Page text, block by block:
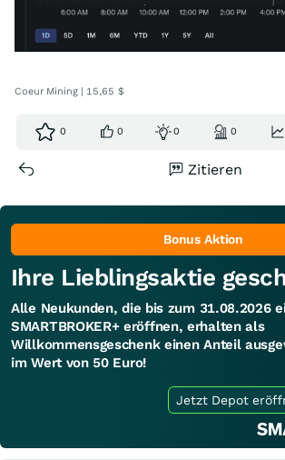
Coeur Mining | 15,65 $
0 0 0 0
Zitieren
Bonus Aktion
Ihre Lieblingsaktie
Alle Neukunden, die bis zum 31.08.2026
SMARTBROKER+ eröffnen, erhalten als
Willkommensgeschenk einen Anteil
im Wert von 50 Euro!
Jetzt Depot